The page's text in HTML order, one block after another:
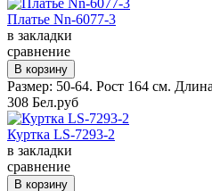
Платье Nn-6077-3
в закладки
сравнение
Размер: 50-64. Рост 164 см.
308 Бел.руб
Куртка LS-7293-2
в закладки
сравнение